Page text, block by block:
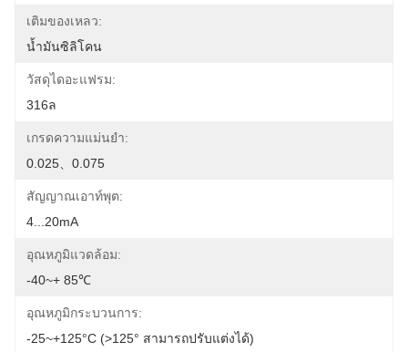
เติมของเหลว:
น้ำมันซิลิโคน
วัสดุไดอะแฟรม:
316ล
เกรดความแม่นยำ:
0.025、0.075
สัญญาณเอาท์พุต:
4...20mA
อุณหภูมิแวดล้อม:
-40~+ 85℃
อุณหภูมิกระบวนการ:
-25~+125°C (>125° สามารถปรับแต่งได้)